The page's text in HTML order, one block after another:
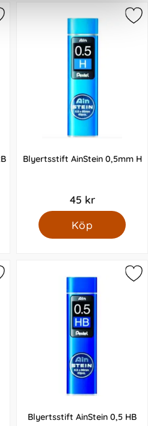
Blyertsstift AinStein 0,5mm H
45 kr
Köp
Blyertsstift AinStein 0,5 HB